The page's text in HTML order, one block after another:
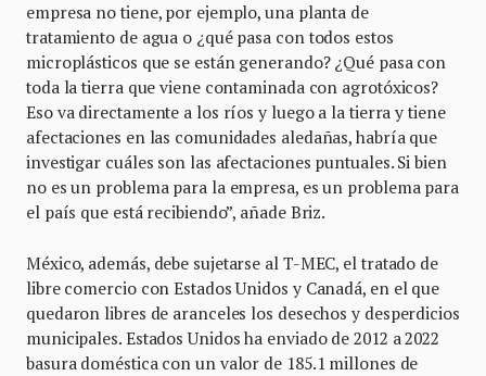
empresa no tiene, por ejemplo, una planta de
tratamiento de agua o ¿qué pasa con todos estos
microplásticos que se están generando? ¿Qué pasa con
toda la tierra que viene contaminada con agrotóxicos?
Eso va directamente a los ríos y luego a la tierra y tiene
afectaciones en las comunidades aledañas, habría que
investigar cuáles son las afectaciones puntuales. Si bien
no es un problema para la empresa, es un problema para
el país que está recibiendo”, añade Briz.
México, además, debe sujetarse al T-MEC, el tratado de
libre comercio con Estados Unidos y Canadá, en el que
quedaron libres de aranceles los desechos y desperdicios
municipales. Estados Unidos ha enviado de 2012 a 2022
basura doméstica con un valor de 185.1 millones de